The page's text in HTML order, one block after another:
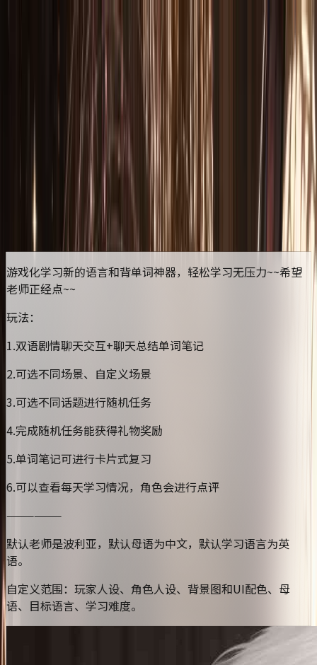
分类 社区
波利亚：多语言AI单词伴侣
开始游玩
点击任意地方开始游玩
更新于
2026/06/01
游戏化学习新的语言和背单词神器，轻松学习无压力~~希望
老师正经点~~
玩法：
1.双语剧情聊天交互+聊天总结单词笔记
2.可选不同场景、自定义场景
3.可选不同话题进行随机任务
4.完成随机任务能获得礼物奖励
5.单词笔记可进行卡片式复习
6.可以查看每天学习情况，角色会进行点评
——————
默认老师是波利亚，默认母语为中文，默认学习语言为英
语。
自定义范围：玩家人设、角色人设、背景图和UI配色、母
语、目标语言、学习难度。